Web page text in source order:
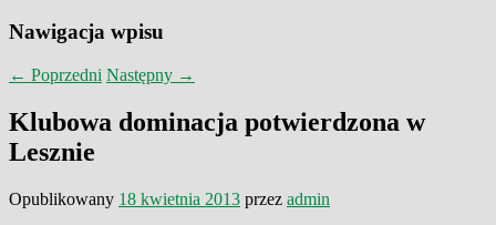
Nawigacja wpisu
← Poprzedni Następny →
Klubowa dominacja potwierdzona w
Lesznie
Opublikowany 18 kwietnia 2013 przez admin